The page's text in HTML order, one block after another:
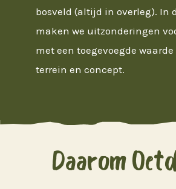
bosveld (altijd in overleg). In
maken we uitzonderingen
met een toegevoegde
terrein en concept.
Daarom